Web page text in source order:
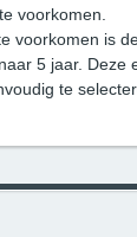
voorkomen.
voorkomen is
5 jaar. Deze
te